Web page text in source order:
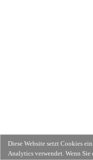
Diese Website setzt Cookies
Analytics verwendet. Wenn Sie